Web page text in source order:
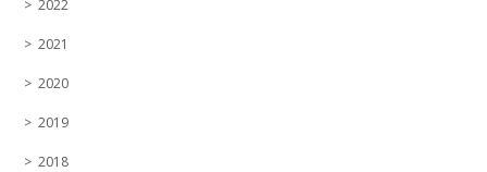
2022
2021
2020
2019
2018